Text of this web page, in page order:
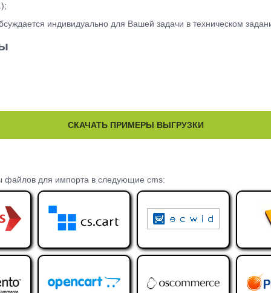
индивидуально для Вашей задачи в техническом
СКАЧАТЬ ПРИМЕРЫ ВЫГРУЗКИ
файлов для импорта в следующие cms: